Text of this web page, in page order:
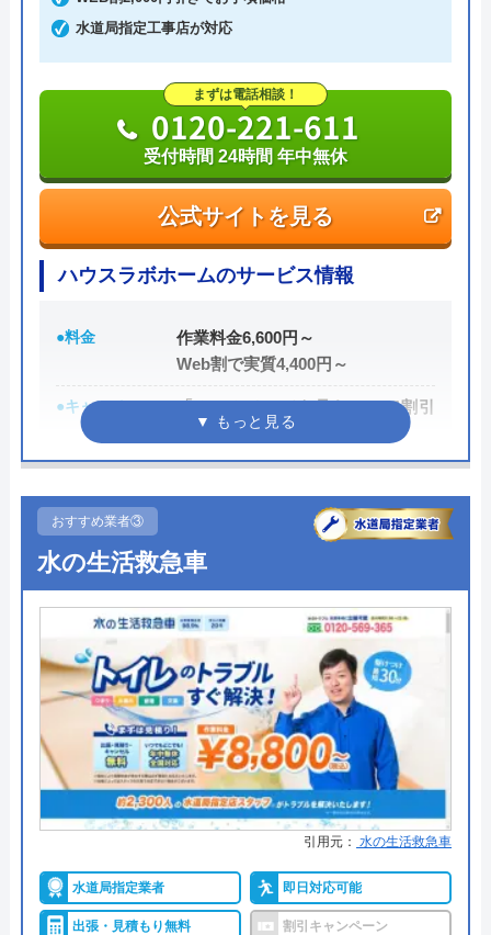
費用がかからないかなり信頼できる業者です。
実績も豊富で、スタッフの研修にも力を入れている
ため技術力はもちろん接客もよく、トイレや排水
管、給湯器や蛇口の修理交換まで水回りのことなら
何でも相談できます。
電話で「ホームページを見た」と伝えるだけで3,000
円割引なので、相談する際は電話で相談し、忘れず
に伝えるようにしましょう。
ちなみに、依頼せずとも見積もりにはお金はかから
ないので、相見積もりの際は必ず相談しておきたい
業者の一つです。
公式サイトを見る
0120-091-026
受付時間 24時間
イースマイルの基本情報
運営会社 株式会社イースマイル
代表者 島村禮孝
創業・設立 1992年6月1日創立
大阪府大阪市中央区瓦屋町3丁目7-3 イ
ースマイルビル
水道局指定工事店が対応
公式サイトを見る
まずは電話相談！
0120-221-611
受付時間 24時間 年中無休
ハウスラボホームのサービス情報
●料金
作業料金6,600円～
Web割で実質4,400円～
●キャンペーン
「ホームページを見た！」で割引
2,000円
●受付時間
●定休日 年中無休
●出張見積もり 出張・見積もり無料
●支払い方法
現金、クレジットカード、コンビ
ニ後払い、QRコード決済
●累計実績
提携先は大手企業との法人契約多
数
●保証・保険
商品保証最長10年・施工保証最長5
年
ハウスラボホームがおすすめの理由
おすすめ業者③
水の生活救急車
引用元： 水の生活救急車
水道局指定業者 即日対応可能
出張・見積もり無料 割引キャンペーン